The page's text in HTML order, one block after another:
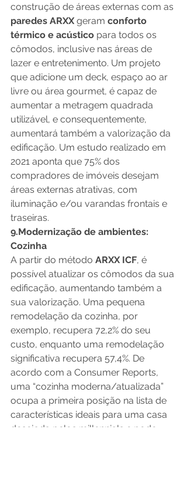
construção de áreas externas com as
paredes ARXX geram conforto
térmico e acústico para todos os
cômodos, inclusive nas áreas de
lazer e entretenimento. Um projeto
que adicione um deck, espaço ao ar
livre ou área gourmet, é capaz de
aumentar a metragem quadrada
utilizável, e consequentemente,
aumentará também a valorização da
edificação. Um estudo realizado em
2021 aponta que 75% dos
compradores de imóveis desejam
áreas externas atrativas, com
iluminação e/ou varandas frontais e
traseiras.
9.Modernização de ambientes:
Cozinha
A partir do método ARXX ICF, é
possível atualizar os cômodos da sua
edificação, aumentando também a
sua valorização. Uma pequena
remodelação da cozinha, por
exemplo, recupera 72,2% do seu
custo, enquanto uma remodelação
significativa recupera 57,4%. De
acordo com a Consumer Reports,
uma “cozinha moderna/atualizada”
ocupa a primeira posição na lista de
características ideais para uma casa
desejada pelos millennials e pode